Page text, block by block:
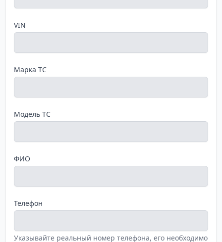
VIN
Марка ТС
Модель ТС
ФИО
Телефон
Указывайте реальный номер телефона, его необходимо